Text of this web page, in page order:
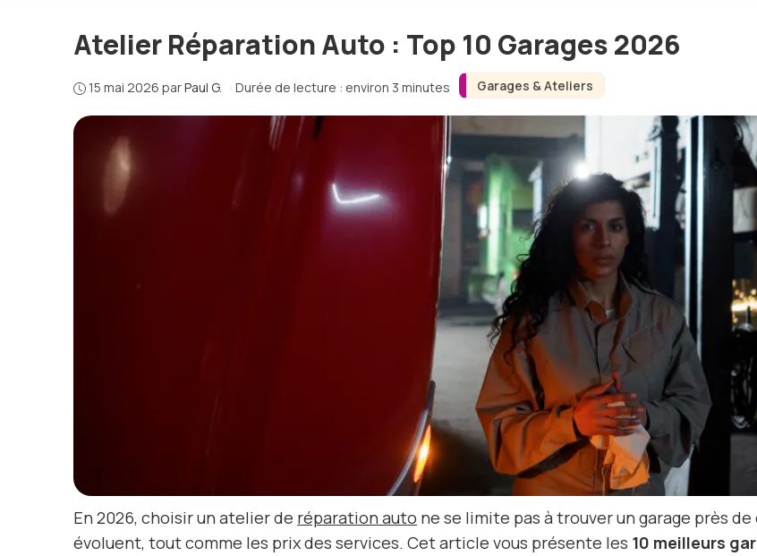
Garages & Ateliers
Atelier Réparation Auto : Top 10 Garages 2026
15 mai 2026 parPaul G. · Durée de lecture : environ 3 minutes
En 2026, choisir un atelier de réparation auto ne se limite pas à trouver un garage près
évoluent, tout comme les prix des services. Cet article vous présente les 10 meilleurs